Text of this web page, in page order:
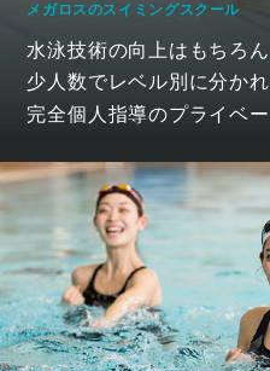
泳ぐことで
メガロスのスイミングスクール
水泳技術の向上はもちろ
少人数でレベル別に分か
完全個人指導のプライベ